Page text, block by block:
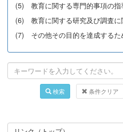
(5) 教育に関する専門的事項の指
(6) 教育に関する研究及び調査に
(7) その他その目的を達成するた
検索 条件クリア